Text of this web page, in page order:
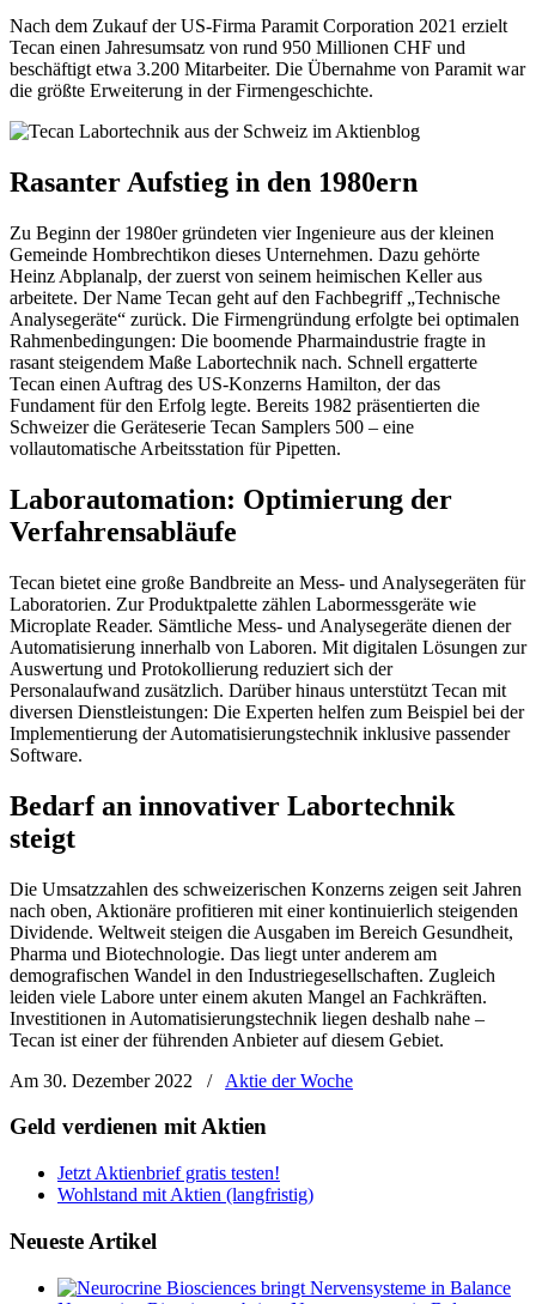
Nach dem Zukauf der US-Firma Paramit Corporation 2021 erzielt
Tecan einen Jahresumsatz von rund 950 Millionen CHF und
beschäftigt etwa 3.200 Mitarbeiter. Die Übernahme von Paramit war
die größte Erweiterung in der Firmengeschichte.
Rasanter Aufstieg in den 1980ern
Zu Beginn der 1980er gründeten vier Ingenieure aus der kleinen
Gemeinde Hombrechtikon dieses Unternehmen. Dazu gehörte
Heinz Abplanalp, der zuerst von seinem heimischen Keller aus
arbeitete. Der Name Tecan geht auf den Fachbegriff „Technische
Analysegeräte“ zurück. Die Firmengründung erfolgte bei optimalen
Rahmenbedingungen: Die boomende Pharmaindustrie fragte in
rasant steigendem Maße Labortechnik nach. Schnell ergatterte
Tecan einen Auftrag des US-Konzerns Hamilton, der das
Fundament für den Erfolg legte. Bereits 1982 präsentierten die
Schweizer die Geräteserie Tecan Samplers 500 – eine
vollautomatische Arbeitsstation für Pipetten.
Laborautomation: Optimierung der
Verfahrensabläufe
Tecan bietet eine große Bandbreite an Mess- und Analysegeräten für
Laboratorien. Zur Produktpalette zählen Labormessgeräte wie
Microplate Reader. Sämtliche Mess- und Analysegeräte dienen der
Automatisierung innerhalb von Laboren. Mit digitalen Lösungen zur
Auswertung und Protokollierung reduziert sich der
Personalaufwand zusätzlich. Darüber hinaus unterstützt Tecan mit
diversen Dienstleistungen: Die Experten helfen zum Beispiel bei der
Implementierung der Automatisierungstechnik inklusive passender
Software.
Bedarf an innovativer Labortechnik
steigt
Die Umsatzzahlen des schweizerischen Konzerns zeigen seit Jahren
nach oben, Aktionäre profitieren mit einer kontinuierlich steigenden
Dividende. Weltweit steigen die Ausgaben im Bereich Gesundheit,
Pharma und Biotechnologie. Das liegt unter anderem am
demografischen Wandel in den Industriegesellschaften. Zugleich
leiden viele Labore unter einem akuten Mangel an Fachkräften.
Investitionen in Automatisierungstechnik liegen deshalb nahe –
Tecan ist einer der führenden Anbieter auf diesem Gebiet.
Am 30. Dezember 2022
/ Aktie der Woche
Geld verdienen mit Aktien
Jetzt Aktienbrief gratis testen!
Wohlstand mit Aktien (langfristig)
Neueste Artikel